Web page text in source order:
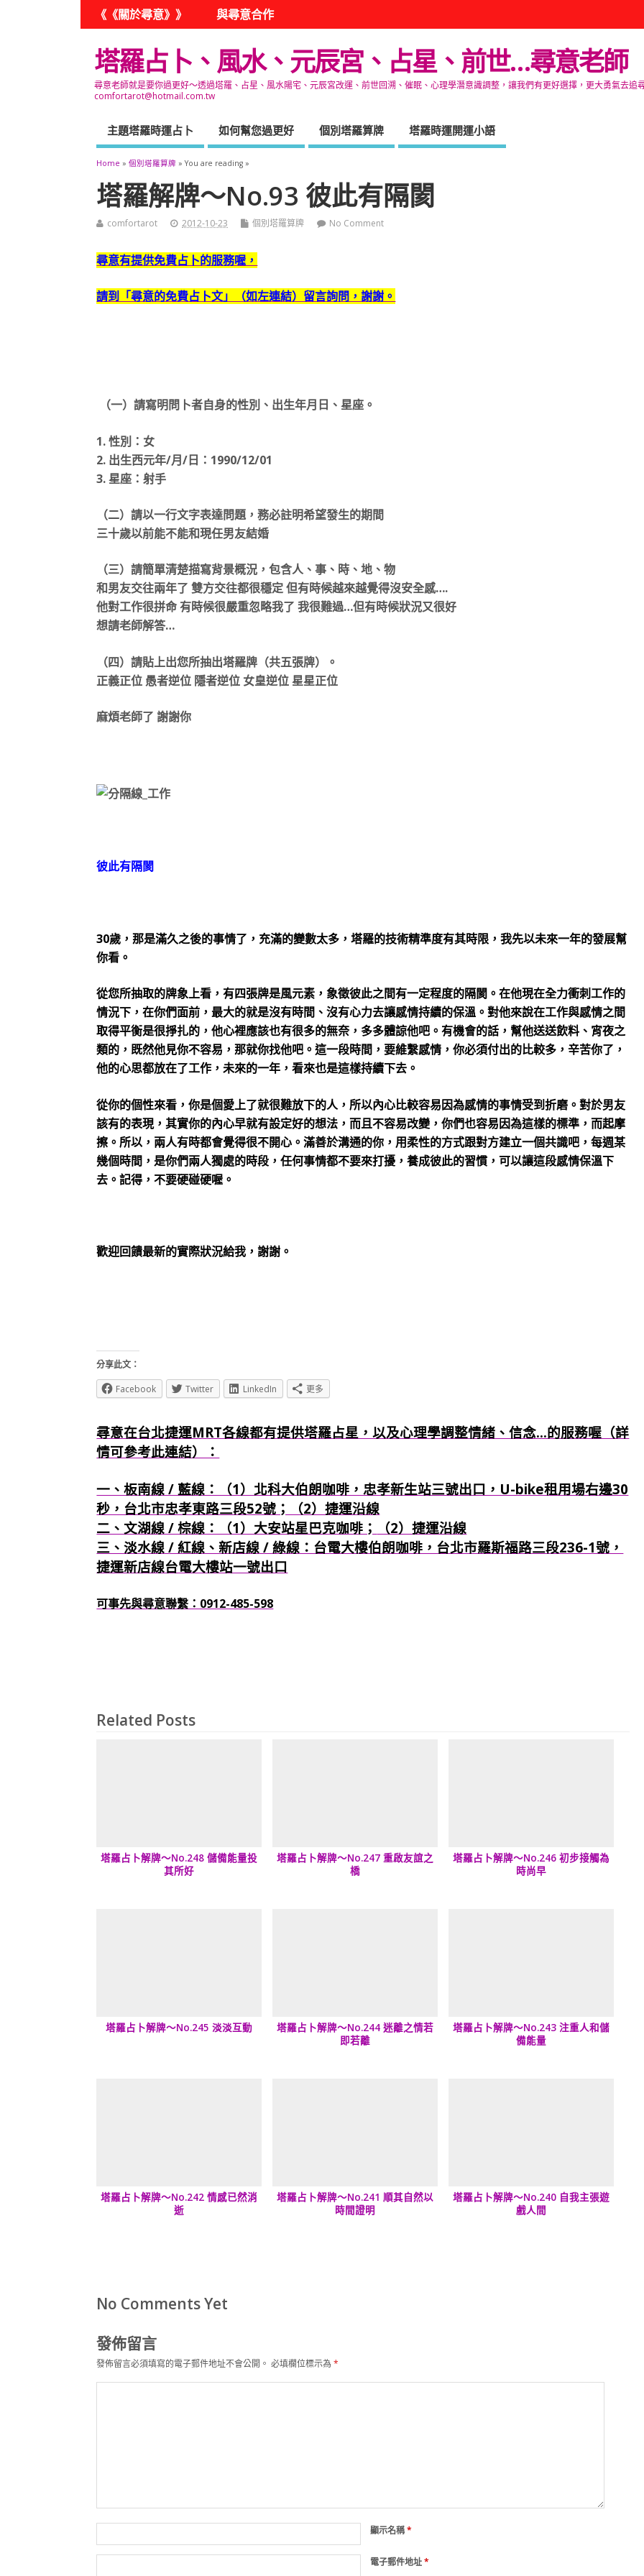
《《關於尋意》》 與尋意合作
塔羅占卜、風水、元辰宮、占星、前世…尋意老師
尋意老師就是要你過更好～透過塔羅、占星、風水陽宅、元辰宮改運、前世回溯、催眠、心理學潛意識調整，讓我們有更好選擇，更大勇氣去
comfortarot@hotmail.com.tw
主題塔羅時運占卜 如何幫您過更好 個別塔羅算牌 塔羅時運開運小語
Home »個別塔羅算牌 » You are reading »
塔羅解牌～No.93 彼此有隔閡
comfortarot 2012-10-23 個別塔羅算牌 No Comment
尋意有提供免費占卜的服務喔，
請到「尋意的免費占卜文」（如左連結）留言詢問，謝謝。
（一）請寫明問卜者自身的性別、出生年月日、星座。
1. 性別：女
2. 出生西元年/月/日：1990/12/01
3. 星座：射手
（二）請以一行文字表達問題，務必註明希望發生的期間
三十歲以前能不能和現任男友結婚
（三）請簡單清楚描寫背景概況，包含人、事、時、地、物
和男友交往兩年了 雙方交往都很穩定 但有時候越來越覺得沒安全感….
他對工作很拼命 有時候很嚴重忽略我了 我很難過…但有時候狀況又很好
想請老師解答…
（四）請貼上出您所抽出塔羅牌（共五張牌）。
正義正位 愚者逆位 隱者逆位 女皇逆位 星星正位
麻煩老師了 謝謝你
彼此有隔閡
30歲，那是滿久之後的事情了，充滿的變數太多，塔羅的技術精準度有其時限，我先以未來一年的發展幫
你看。
從您所抽取的牌象上看，有四張牌是風元素，象徵彼此之間有一定程度的隔閡。在他現在全力衝刺工作的
情況下，在你們面前，最大的就是沒有時間、沒有心力去讓感情持續的保溫。對他來說在工作與感情之間
取得平衡是很掙扎的，他心裡應該也有很多的無奈，多多體諒他吧。有機會的話，幫他送送飲料、宵夜之
類的，既然他見你不容易，那就你找他吧。這一段時間，要維繫感情，你必須付出的比較多，辛苦你了，
他的心思都放在了工作，未來的一年，看來也是這樣持續下去。
從你的個性來看，你是個愛上了就很難放下的人，所以內心比較容易因為感情的事情受到折磨。對於男友
該有的表現，其實你的內心早就有設定好的想法，而且不容易改變，你們也容易因為這樣的標準，而起摩
擦。所以，兩人有時都會覺得很不開心。滿善於溝通的你，用柔性的方式跟對方建立一個共識吧，每週某
幾個時間，是你們兩人獨處的時段，任何事情都不要來打擾，養成彼此的習慣，可以讓這段感情保溫下
去。記得，不要硬碰硬喔。
歡迎回饋最新的實際狀況給我，謝謝。
分享此文：
Facebook
Twitter LinkedIn 更多
尋意在台北捷運MRT各線都有提供塔羅占星，以及心理學調整情緒、信念...的服務喔（詳
情可參考此連結）：
一、板南線 / 藍線：（1）北科大伯朗咖啡，忠孝新生站三號出口，U-bike租用場右邊30
秒，台北市忠孝東路三段52號；（2）捷運沿線
二、文湖線 / 棕線：（1）大安站星巴克咖啡；
（2）捷運沿線
三、淡水線 / 紅線、新店線 / 綠線：台電大樓伯朗咖啡，台北市羅斯福路三段236-1號，
捷運新店線台電大樓站一號出口
可事先與尋意聯繫：0912-485-598
Related Posts
塔羅占卜解牌～No.248 儲備能量投
其所好
塔羅占卜解牌～No.247 重啟友誼之
橋
塔羅占卜解牌～No.246 初步接觸為
時尚早
塔羅占卜解牌～No.245 淡淡互動
塔羅占卜解牌～No.244 迷離之情若
即若離
塔羅占卜解牌～No.243 注重人和儲
備能量
塔羅占卜解牌～No.242 情感已然消
逝
塔羅占卜解牌～No.241 順其自然以
時間證明
塔羅占卜解牌～No.240 自我主張遊
戲人間
No Comments Yet
發佈留言
發佈留言必須填寫的電子郵件地址不會公開。 必填欄位標示為*
顯示名稱*
電子郵件地址*